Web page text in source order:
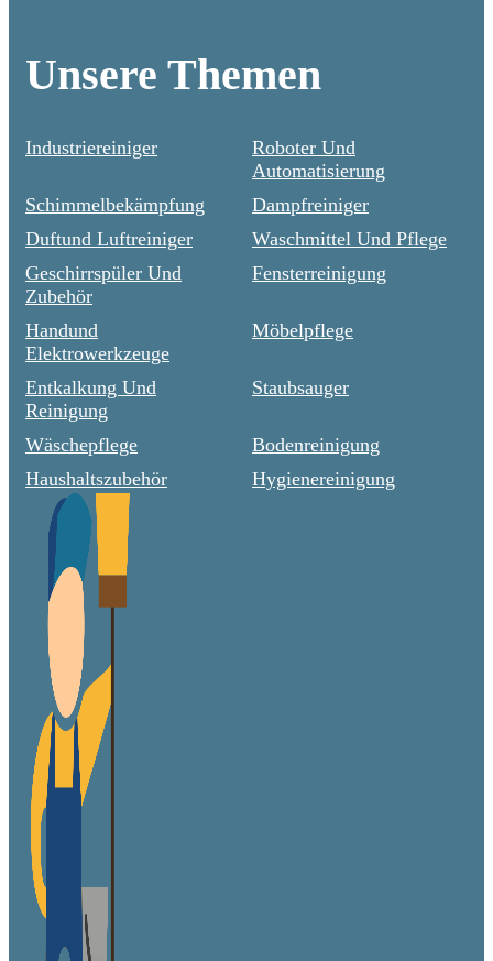
Unsere Themen
Industriereiniger
Roboter Und
Automatisierung
Schimmelbekämpfung
Dampfreiniger
Duftund Luftreiniger
Waschmittel Und Pflege
Geschirrspüler Und
Zubehör
Fensterreinigung
Handund
Elektrowerkzeuge
Möbelpflege
Entkalkung Und
Reinigung
Staubsauger
Wäschepflege
Bodenreinigung
Haushaltszubehör
Hygienereinigung